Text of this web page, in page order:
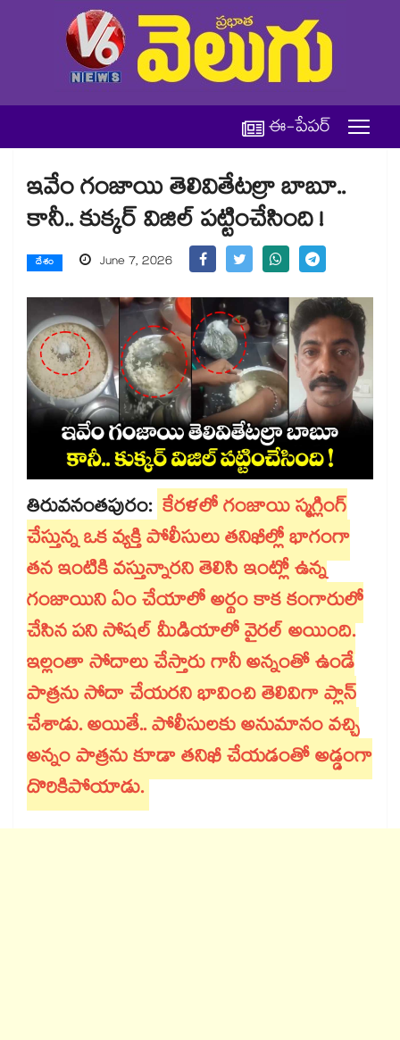
ఈ-పేపర్
ఇవేం గంజాయి తెలివితేటల్రా బాబూ..
కానీ.. కుక్కర్ విజిల్ పట్టించేసింది !
దేశం June 7, 2026
తిరువనంతపురం: కేరళలో గంజాయి స్మగ్లింగ్
చేస్తున్న ఒక వ్యక్తి పోలీసులు తనిఖీల్లో భాగంగా
తన ఇంటికి వస్తున్నారని తెలిసి ఇంట్లో ఉన్న
గంజాయిని ఏం చేయాలో అర్థం కాక కంగారులో
చేసిన పని సోషల్ మీడియాలో వైరల్ అయింది.
ఇల్లంతా సోదాలు చేస్తారు గానీ అన్నంతో ఉండే
పాత్రను సోదా చేయరని భావించి తెలివిగా ప్లాన్
చేశాడు. అయితే.. పోలీసులకు అనుమానం వచ్చి
అన్నం పాత్రను కూడా తనిఖీ చేయడంతో అడ్డంగా
దొరికిపోయాడు.